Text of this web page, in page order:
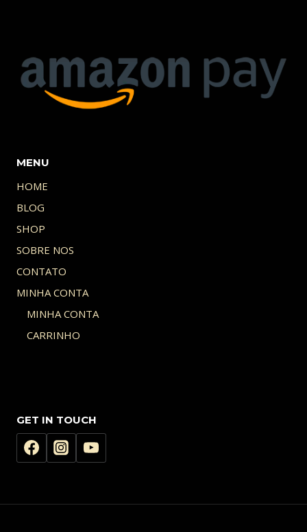
MENU
HOME
BLOG
SHOP
SOBRE NOS
CONTATO
MINHA CONTA
MINHA CONTA
CARRINHO
GET IN TOUCH